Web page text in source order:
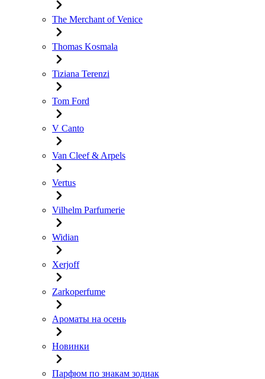
The Merchant of Venice
Thomas Kosmala
Tiziana Terenzi
Tom Ford
V Canto
Van Cleef & Arpels
Vertus
Vilhelm Parfumerie
Widian
Xerjoff
Zarkoperfume
Ароматы на осень
Новинки
Парфюм по знакам зодиак